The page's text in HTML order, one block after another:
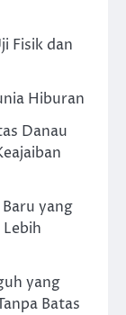
Fisik dan
Hiburan
Danau
yang
yang
Batas